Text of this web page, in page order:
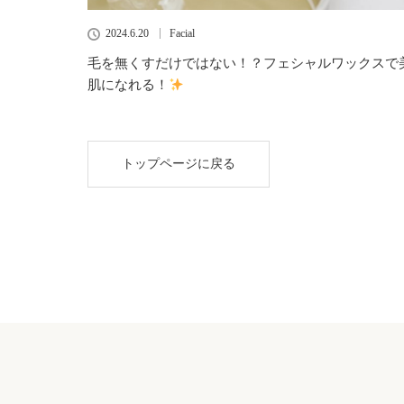
2024.6.20 Facial
毛を無くすだけではない！？フェシャルワックスで
肌になれる！
トップページに戻る